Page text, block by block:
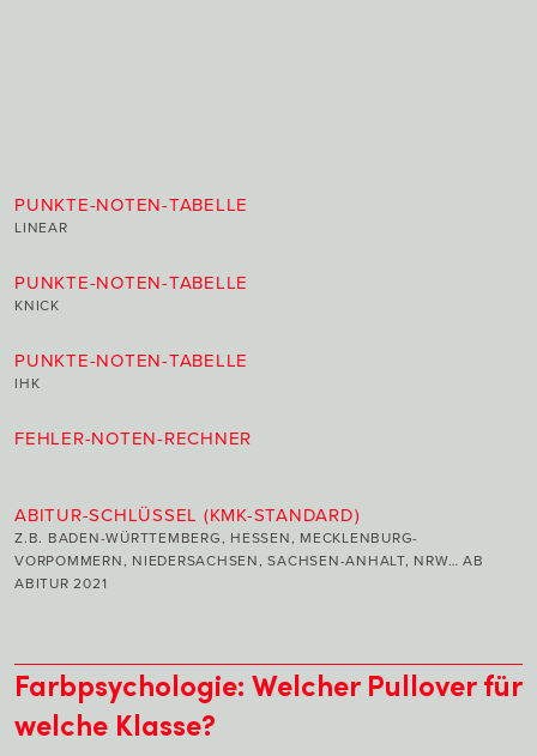
PUNKTE-NOTEN-TABELLE
LINEAR
PUNKTE-NOTEN-TABELLE
KNICK
PUNKTE-NOTEN-TABELLE
IHK
FEHLER-NOTEN-RECHNER
ABITUR-SCHLÜSSEL (KMK-STANDARD)
Z.B. BADEN-WÜRTTEMBERG, HESSEN, MECKLENBURG-
VORPOMMERN, NIEDERSACHSEN, SACHSEN-ANHALT, NRW… AB
ABITUR 2021
Farbpsychologie: Welcher Pullover für
welche Klasse?